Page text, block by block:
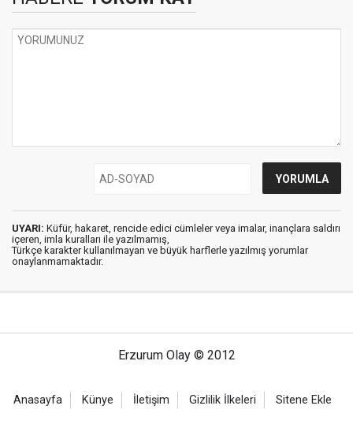
UYARI: Küfür, hakaret, rencide edici cümleler veya imalar, inançlara saldırı
içeren, imla kuralları ile yazılmamış,
Türkçe karakter kullanılmayan ve büyük harflerle yazılmış yorumlar
onaylanmamaktadır.
Erzurum Olay © 2012
Anasayfa Künye İletişim Gizlilik İlkeleri Sitene Ekle